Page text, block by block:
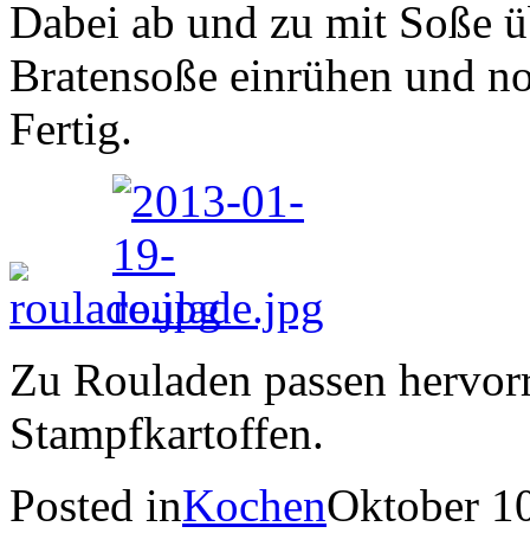
Dabei ab und zu mit Soße
Bratensoße einrühen und
Fertig.
Zu Rouladen passen
Stampfkartoffen.
Posted inKochenOktober